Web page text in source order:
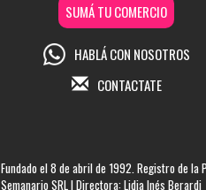
SUMÁ TU COMERCIO
HABLÁ CON NOSOTROS
CONTACTATE
Fundado el 8 de abril de 1992. Registro de
Semanario SRL | Directora: Lidia Inés Berardi